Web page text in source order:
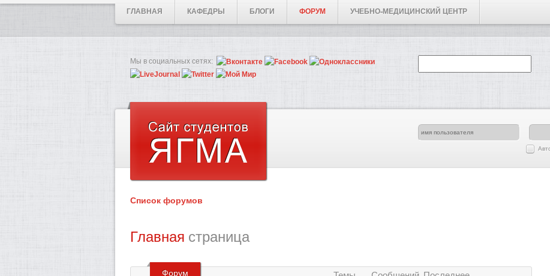
ГЛАВНАЯ КАФЕДРЫ БЛОГИ ФОРУМ УЧЕБНО-МЕДИЦИНСКИЙ ЦЕНТР
Мы в социальных сетях:
Список форумов
Главная страница
Форум